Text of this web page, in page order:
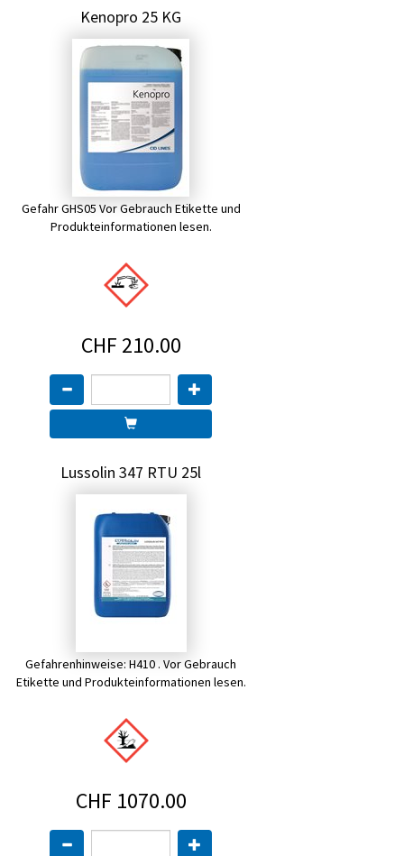
Kenopro 25 KG
Gefahr GHS05 Vor Gebrauch Etikette und
Produkteinformationen lesen.
CHF 210.00
Lussolin 347 RTU 25l
Gefahrenhinweise: H410 . Vor Gebrauch
Etikette und Produkteinformationen lesen.
CHF 1070.00